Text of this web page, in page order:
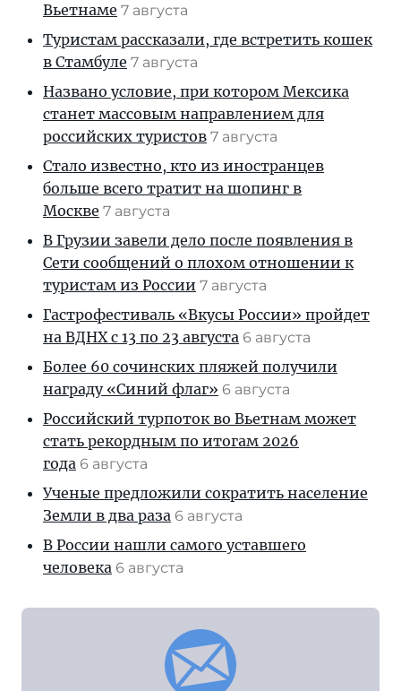
Вьетнаме 7 августа
Туристам рассказали, где встретить кошек
в Стамбуле 7 августа
Названо условие, при котором Мексика
станет массовым направлением для
российских туристов 7 августа
Стало известно, кто из иностранцев
больше всего тратит на шопинг в
Москве 7 августа
В Грузии завели дело после появления в
Сети сообщений о плохом отношении к
туристам из России 7 августа
Гастрофестиваль «Вкусы России» пройдет
на ВДНХ с 13 по 23 августа 6 августа
Более 60 сочинских пляжей получили
награду «Синий флаг» 6 августа
Российский турпоток во Вьетнам может
стать рекордным по итогам 2026
года 6 августа
Ученые предложили сократить население
Земли в два раза 6 августа
В России нашли самого уставшего
человека 6 августа